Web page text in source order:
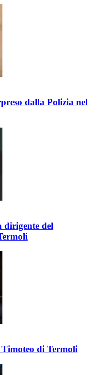
dalla Polizia nel
dirigente del
Timoteo di Termoli